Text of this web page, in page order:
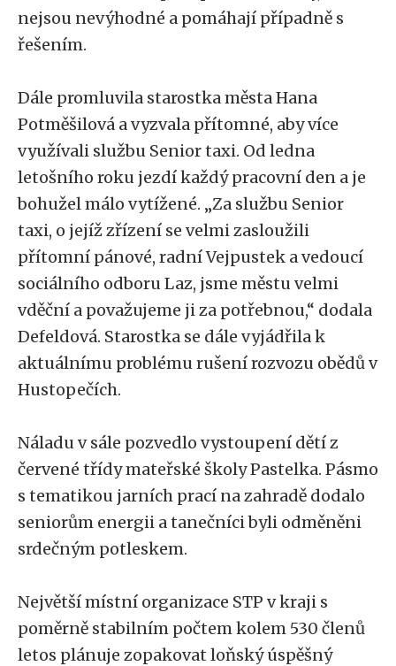
nejsou nevýhodné a pomáhají případně s
řešením.
Dále promluvila starostka města Hana
Potměšilová a vyzvala přítomné, aby více
využívali službu Senior taxi. Od ledna
letošního roku jezdí každý pracovní den a je
bohužel málo vytížené. „Za službu Senior
taxi, o jejíž zřízení se velmi zasloužili
přítomní pánové, radní Vejpustek a vedoucí
sociálního odboru Laz, jsme městu velmi
vděční a považujeme ji za potřebnou,“ dodala
Defeldová. Starostka se dále vyjádřila k
aktuálnímu problému rušení rozvozu obědů v
Hustopečích.
Náladu v sále pozvedlo vystoupení dětí z
červené třídy mateřské školy Pastelka. Pásmo
s tematikou jarních prací na zahradě dodalo
seniorům energii a tanečníci byli odměněni
srdečným potleskem.
Největší místní organizace STP v kraji s
poměrně stabilním počtem kolem 530 členů
letos plánuje zopakovat loňský úspěšný